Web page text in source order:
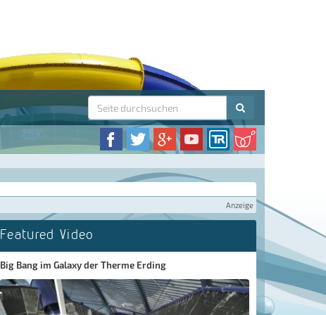
Anzeige
Featured Video
Big Bang im Galaxy der Therme Erding